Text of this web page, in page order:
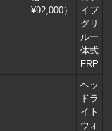
SJ
¥92,000）
イプ
グリ
ル一
体式
FRP
ヘッ
ドラ
イト
ウォ